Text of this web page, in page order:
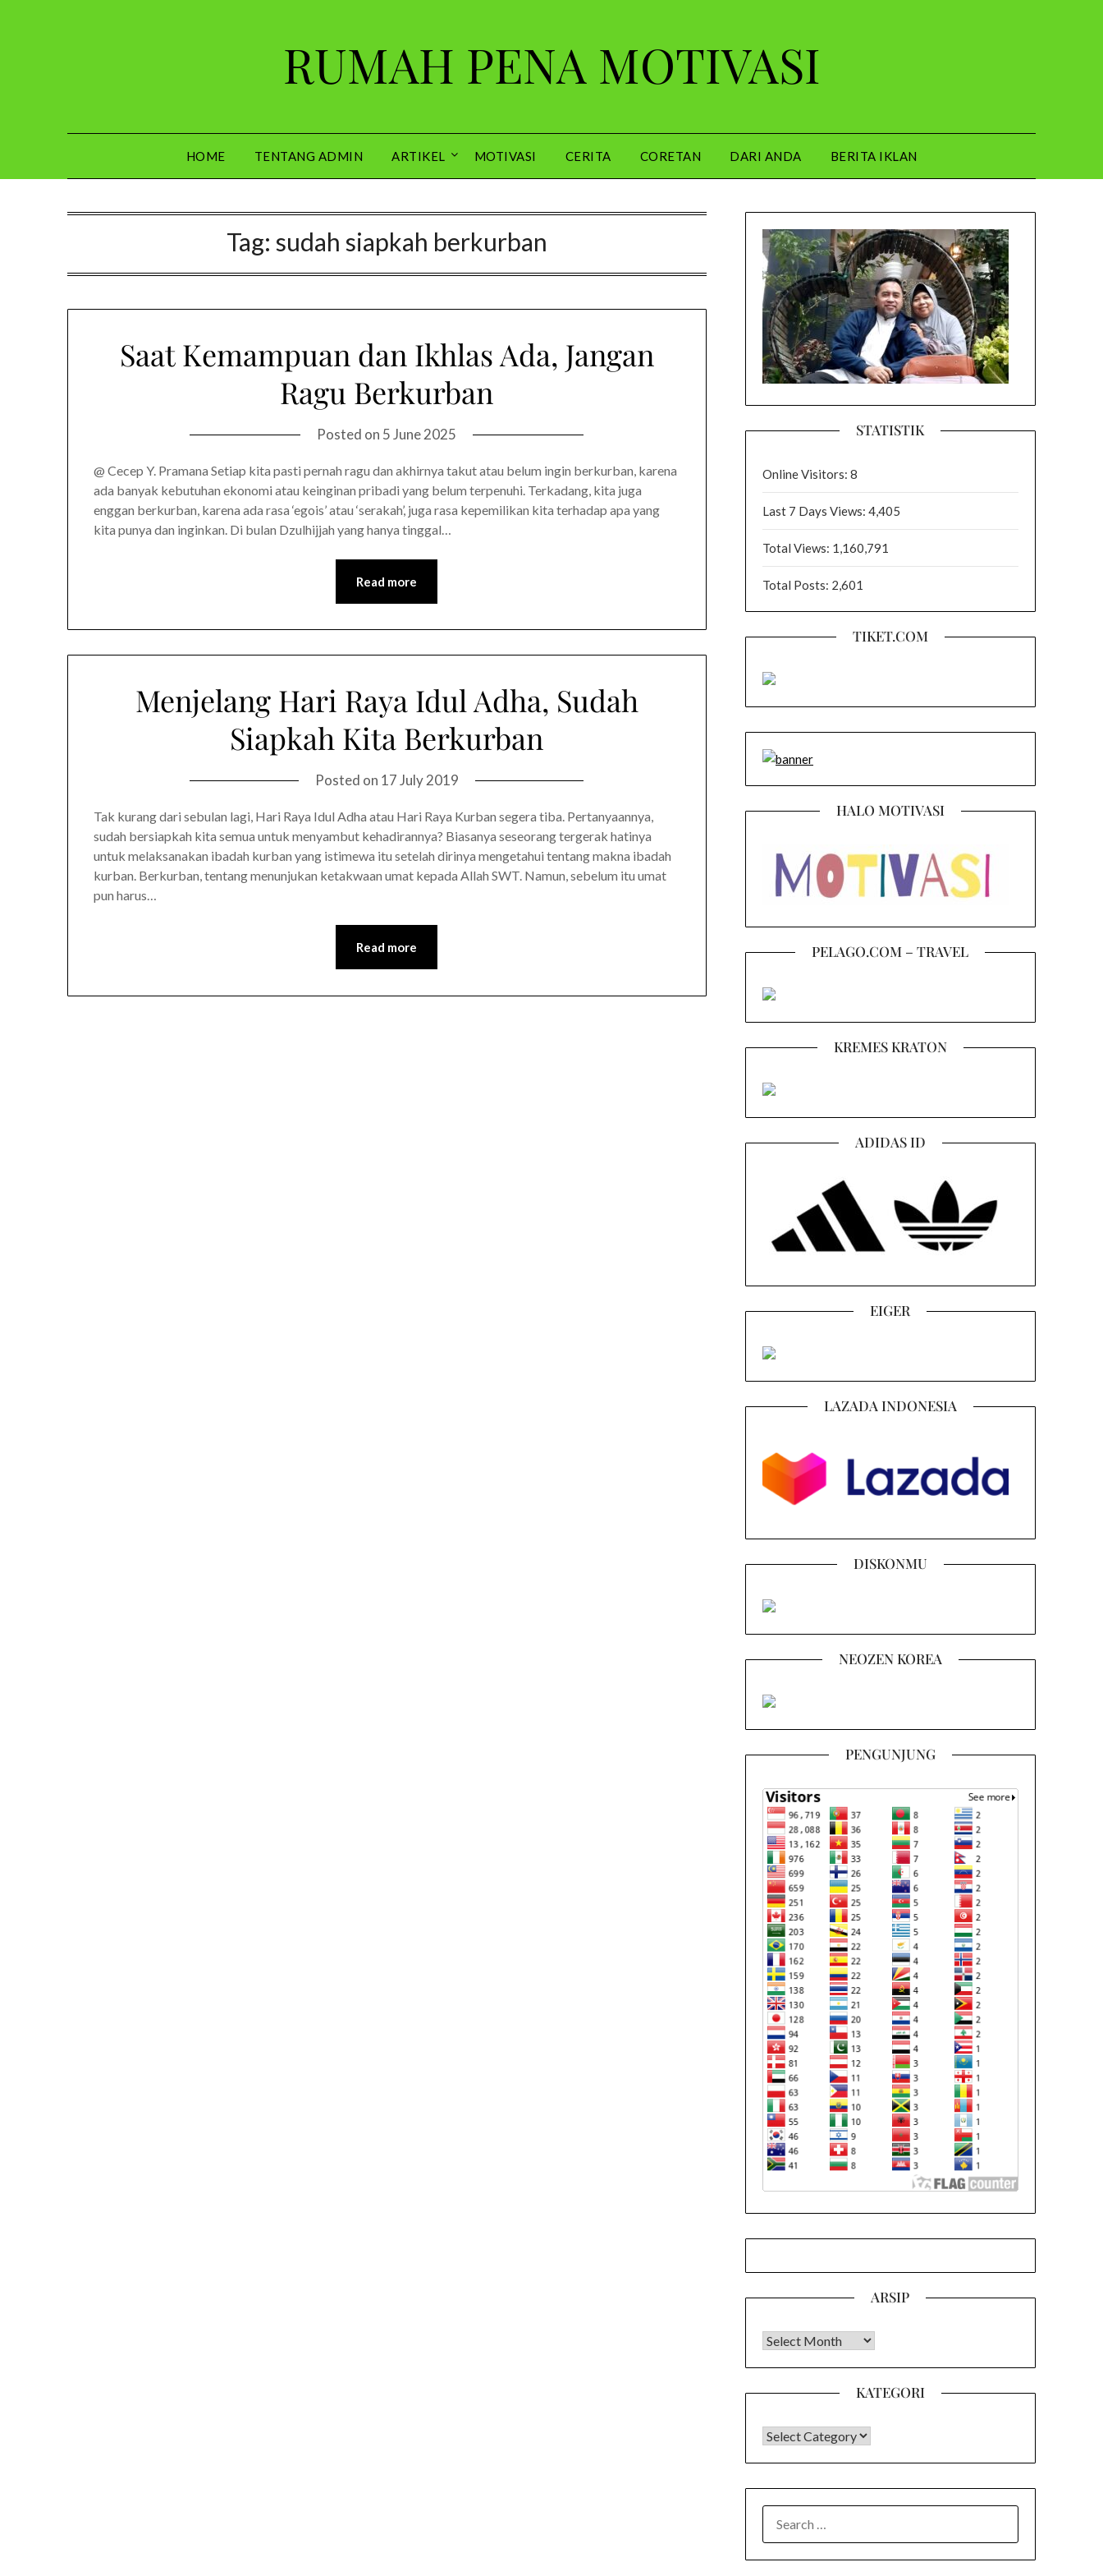
RUMAH PENA MOTIVASI
HOME TENTANG ADMIN ARTIKEL MOTIVASI CERITA CORETAN DARI ANDA BERITA IKLAN
Tag: sudah siapkah berkurban
Saat Kemampuan dan Ikhlas Ada, Jangan
Ragu Berkurban
Posted on 5 June 2025
@ Cecep Y. Pramana Setiap kita pasti pernah ragu dan akhirnya takut atau belum ingin berkurban, karena
ada banyak kebutuhan ekonomi atau keinginan pribadi yang belum terpenuhi. Terkadang, kita juga
enggan berkurban, karena ada rasa ‘egois’ atau ‘serakah’, juga rasa kepemilikan kita terhadap apa yang
kita punya dan inginkan. Di bulan Dzulhijjah yang hanya tinggal…
Read more
Menjelang Hari Raya Idul Adha, Sudah
Siapkah Kita Berkurban
Posted on 17 July 2019
Tak kurang dari sebulan lagi, Hari Raya Idul Adha atau Hari Raya Kurban segera tiba. Pertanyaannya,
sudah bersiapkah kita semua untuk menyambut kehadirannya? Biasanya seseorang tergerak hatinya
untuk melaksanakan ibadah kurban yang istimewa itu setelah dirinya mengetahui tentang makna ibadah
kurban. Berkurban, tentang menunjukan ketakwaan umat kepada Allah SWT. Namun, sebelum itu umat
pun harus…
Read more
STATISTIK
Online Visitors: 8
Last 7 Days Views: 4,405
Total Views: 1,160,791
Total Posts: 2,601
TIKET.COM
HALO MOTIVASI
PELAGO.COM – TRAVEL
KREMES KRATON
ADIDAS ID
EIGER
LAZADA INDONESIA
DISKONMU
NEOZEN KOREA
PENGUNJUNG
ARSIP
Arsip
KATEGORI
KATEGORI
FOR: